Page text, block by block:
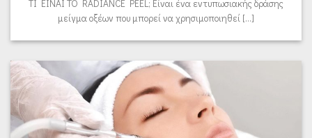
TI EINAI TO RADIANCE PEEL; Είναι ένα εντυπωσιακής δράσης
μείγμα οξέων που μπορεί να χρησιμοποιηθεί [...]